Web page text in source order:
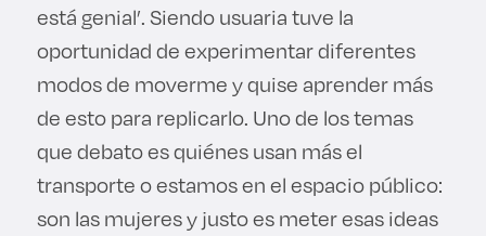
está genial’. Siendo usuaria tuve la
oportunidad de experimentar diferentes
modos de moverme y quise aprender más
de esto para replicarlo. Uno de los temas
que debato es quiénes usan más el
transporte o estamos en el espacio público:
son las mujeres y justo es meter esas ideas